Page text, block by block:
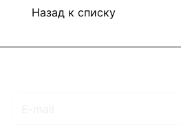
Назад к списку